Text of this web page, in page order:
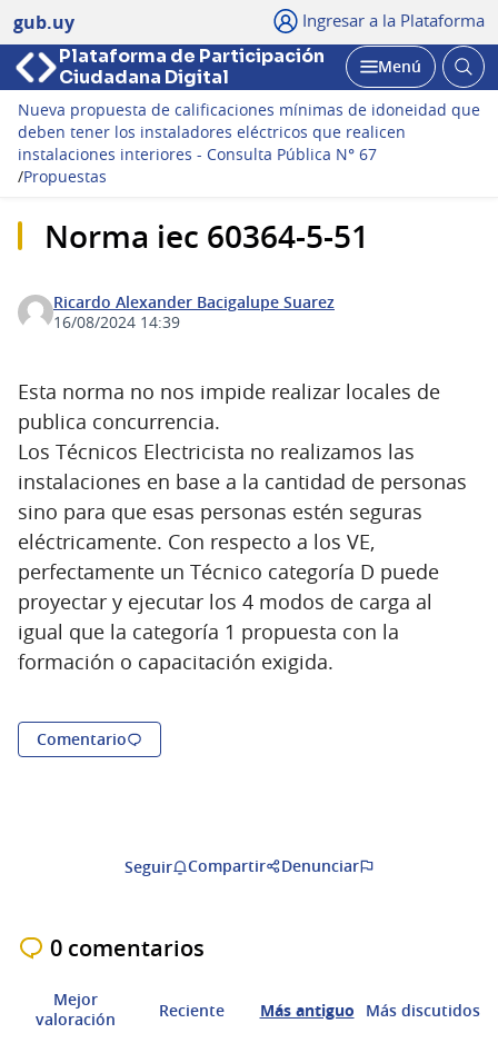
gub.uy Ingresar a la Plataforma
Plataforma de Participación
Ciudadana Digital
Abrir
Menú
Nueva propuesta de calificaciones mínimas de idoneidad que
deben tener los instaladores eléctricos que realicen
instalaciones interiores - Consulta Pública N° 67
/Propuestas
Norma iec 60364-5-51
Ricardo Alexander Bacigalupe Suarez
16/08/2024 14:39
Esta norma no nos impide realizar locales de
publica concurrencia.
Los Técnicos Electricista no realizamos las
instalaciones en base a la cantidad de personas
sino para que esas personas estén seguras
eléctricamente. Con respecto a los VE,
perfectamente un Técnico categoría D puede
proyectar y ejecutar los 4 modos de carga al
igual que la categoría 1 propuesta con la
formación o capacitación exigida.
Comentario
Seguir Compartir Denunciar
0 comentarios
Mejor
valoración
Reciente Más antiguo Más discutidos